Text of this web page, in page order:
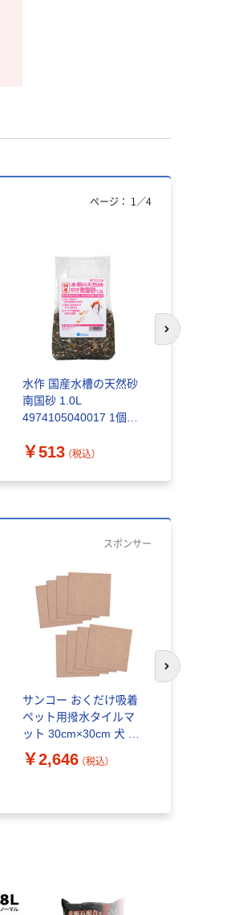
水作 国産水槽の天然砂
南国砂 1.0L
4974105040017 1個
￥513 （税込）
ページ： 1 ／4
次のスライド
スポンサー
サンコー おくだけ吸着
ペット用撥水タイルマ
ット 30cm×30cm 犬 猫
日本製 消臭 洗える ベー
ジュ KH-52 1セット(同
￥2,646 （税込）
次のスライド